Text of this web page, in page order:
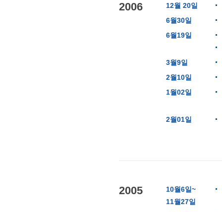
2006
12월 20일
6월30일
6월19일
3월9일
2월10일
1월02일
2월01일
2005
10월6일~
11월27일